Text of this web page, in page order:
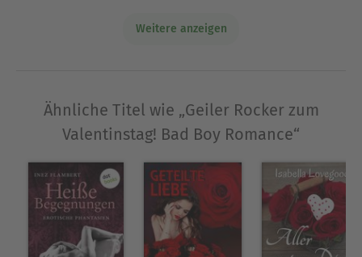
Bestsellerlisten geschaffen.
Weitere anzeigen
Ähnliche Titel wie „Geiler Rocker zum
Valentinstag! Bad Boy Romance“